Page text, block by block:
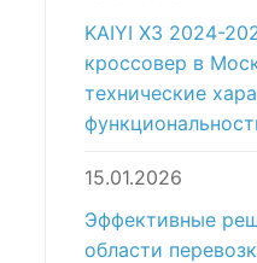
KAIYI X3 2024-
кроссовер в
технические
15.01.2026
Эффективные
области